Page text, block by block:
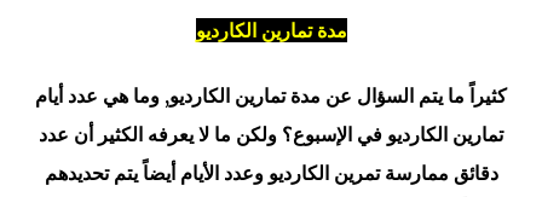
مدة تمارين الكارديو
كثيراً ما يتم السؤال عن مدة تمارين الكارديو, وما هي عدد أيام
تمارين الكارديو في الإسبوع؟ ولكن ما لا يعرفه الكثير أن عدد
دقائق ممارسة تمرين الكارديو وعدد الأيام أيضاً يتم تحديدهم